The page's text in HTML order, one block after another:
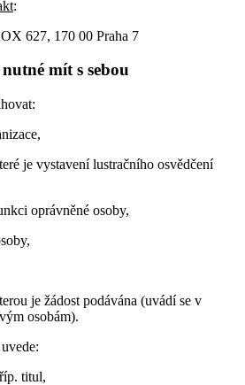
:
627, 170 00 Praha 7
mít s sebou
je vystavení lustračního osvědčení
oprávněné osoby,
je žádost podávána (uvádí se v
osobám).
titul,